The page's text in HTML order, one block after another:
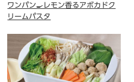
ワンパン🍳レモン香るアボカドク
リームパスタ